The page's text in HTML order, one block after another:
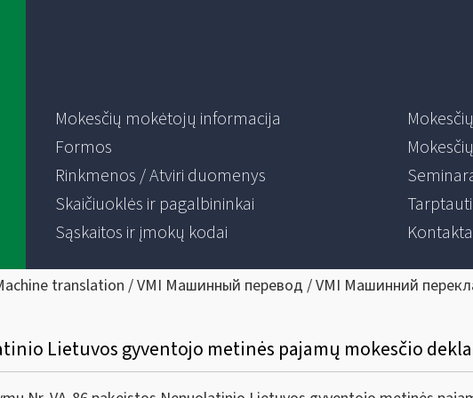
Mokesčių mokėtojų informacija
Formos
Rinkmenos / Atviri duomenys
Skaičiuoklės ir pagalbininkai
Sąskaitos ir įmokų kodai
translation / VMI Машинный перевод / VMI Машинний